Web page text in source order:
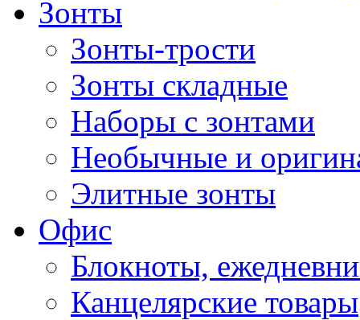
Зонты
Зонты-трости
Зонты складные
Наборы с зонтами
Необычные и
Элитные зонты
Офис
Блокноты,
Канцелярские товары